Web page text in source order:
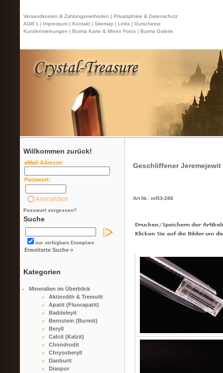
Versandkosten & Zahlungsmethoden | Privatsphäre & Datenschutz
AGB`s | Impressum | Kontakt | Sitemap | Links | Gutscheine
Kundenmeinungen | Burma Karte & Minen Fotos | Burma Galerie
Willkommen zurück!
eMail-Adresse:
Passwort:
Passwort vergessen?
Suche
nur verfügbare Exemplare
Erweiterte Suche »
Kategorien
Mineralien im Überblick
Aktinolith & Tremolit
Apatit (Fluorapatit)
Baddeleyit
Bernstein (Burmit)
Beryll
Calcit (Kalzit)
Chondrodit
Chrysoberyll
Danburit
Diaspor
Geschliffener Jeremejewit
Art.Nr.: mf33-288